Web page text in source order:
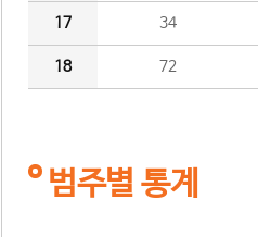
17 34
18 72
범주별 통계